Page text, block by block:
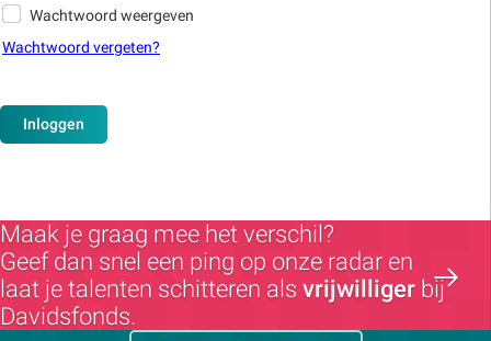
Wachtwoord weergeven
Wachtwoord vergeten?
Inloggen
Maak je graag mee het verschil?
Geef dan snel een ping op onze radar en
laat je talenten schitteren als vrijwilliger bij
Davidsfonds.